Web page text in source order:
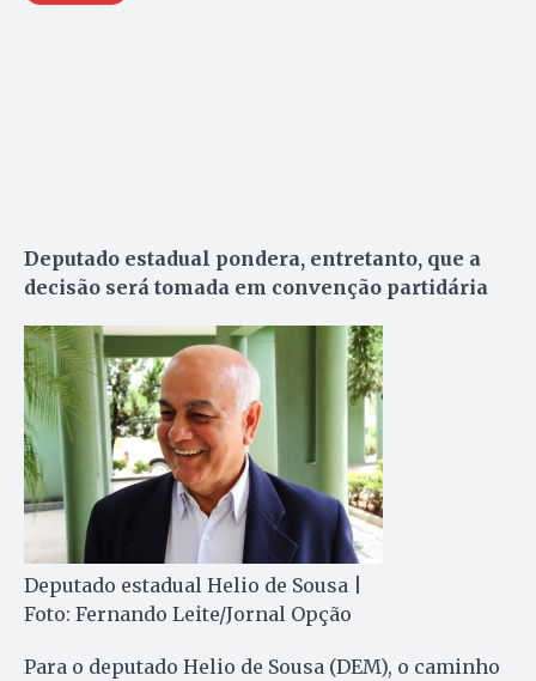
Deputado estadual pondera, entretanto, que a
decisão será tomada em convenção partidária
Deputado estadual Helio de Sousa |
Foto: Fernando Leite/Jornal Opção
Para o deputado Helio de Sousa (DEM), o caminho